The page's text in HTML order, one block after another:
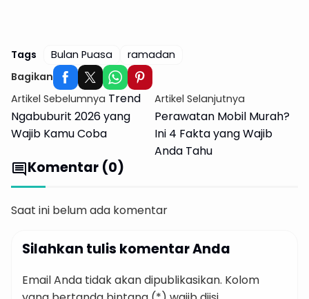
Tags Bulan Puasa
ramadan
Bagikan
Artikel Sebelumnya Trend
Ngabuburit 2026 yang
Wajib Kamu Coba
Artikel Selanjutnya
Perawatan Mobil Murah?
Ini 4 Fakta yang Wajib
Anda Tahu
commentKomentar (0)
Saat ini belum ada komentar
Silahkan tulis komentar Anda
Email Anda tidak akan dipublikasikan. Kolom